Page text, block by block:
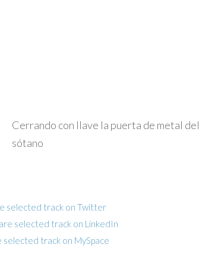
Cerrando con llave la puerta de metal del
sótano